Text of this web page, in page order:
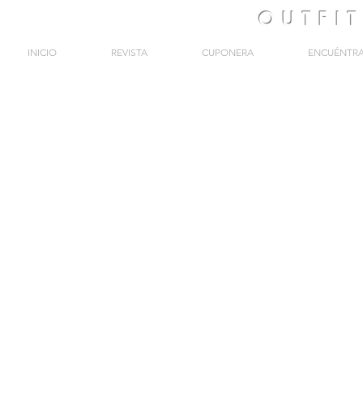
OUTFIT
INICIO REVISTA CUPONERA